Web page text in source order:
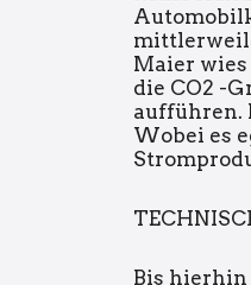
Maier
die CO2 -
aufführen.
Wobei es
Bis